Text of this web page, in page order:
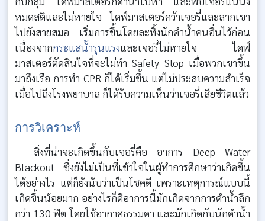
หมดสติและไม่หายใจ ไดฟ์มาสเตอร์คว้าเจอรี่และลากเขา
ไปยังสายสมอ เริ่มการขึ้นโดยละทิ้งนักดำน้ำคนอื่นไว้ก่อน
เนื่องจากกระแสน้ำรุนแรงและเจอรี่ไม่หายใจ ไดฟ์
มาสเตอร์ตัดสินใจที่จะไม่ทำ Safety Stop เมื่อพวกเขาขึ้น
มาถึงเรือ การทำ CPR ก็ได้เริ่มขึ้น แต่ไม่ประสบความสำเร็จ
เมื่อไปถึงโรงพยาบาล ก็ได้รับความเห็นว่าเจอรี่เสียชีวิตแล้ว
การวิเคราะห์
สิ่งที่น่าจะเกิดขึ้นกับเจอรี่คือ อาการ Deep Water
Blackout ซึ่งยังไม่เป็นที่เข้าใจในผู้ทำการศึกษาว่าเกิดขึ้น
ได้อย่างไร แต่ก็ยังนับว่าเป็นโชคดี เพราะเหตุการณ์แบบนี้
เกิดขึ้นน้อยมาก อย่างไรก็ดีอาการนี้มักเกิดจากการดำน้ำลึก
กว่า 130 ฟิต โดยใช้อากาศธรรมดา และมักเกิดกับนักดำน้ำ